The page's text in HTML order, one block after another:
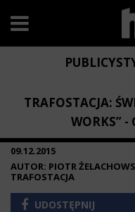
TRAFOSTACJA:
WORKS”
09.12.2015
AUTOR: PIOTR
TRAFOSTACJA
UDOSTĘPNIJ